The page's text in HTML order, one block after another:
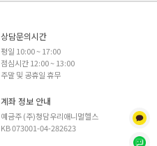
상담문의시간
평일 10:00 ~ 17:00
점심시간 12:00 ~ 13:00
주말 및 공휴일 휴무
계좌 정보 안내
예금주 (주)청담우리애니멀헬스
KB 073001-04-282623